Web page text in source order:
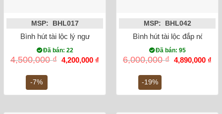
-7%
MSP: BHL017
Bình hút tài lộc lý ngư vọng nguyệt
Đã bán: 22
4,500,000₫ Giá
gốc
4,200,000 ₫
4,200,000 ₫.
-19%
MSP: BHL042
Bình hút tài lộc đắp nổi
Đã bán: 95
6,000,000₫ Giá
gốc
4,890,000 ₫